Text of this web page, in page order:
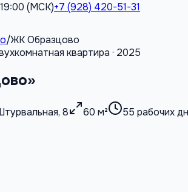
(МСК)+7 (928) 420-51-31
/ЖК Образцово
квартира · 2025
8 60 м² 55 рабочих